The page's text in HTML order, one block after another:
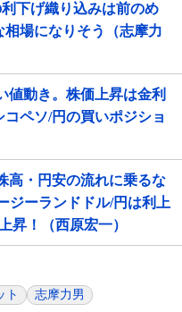
下げ織り込みは前のめ
場になりそう（志摩力
値動き。株価上昇は金利
ペソ/円の買いポジショ
高・円安の流れに乗るな
ジーランドドル/円は利上
昇！（西原宏一）
ト 志摩力男